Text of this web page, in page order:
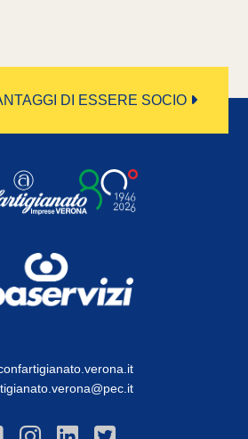
DI ESSERE SOCIO